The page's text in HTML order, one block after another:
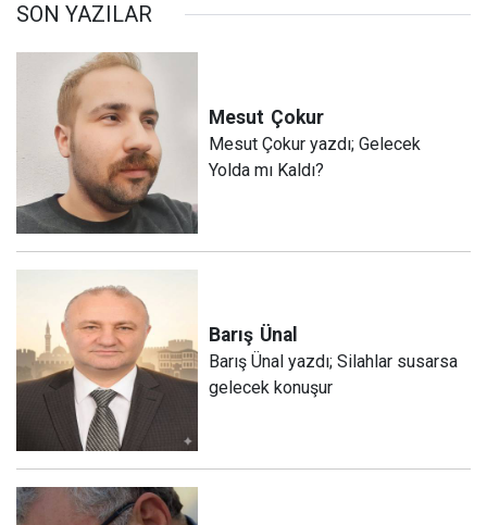
SON YAZILAR
Mesut Çokur
Mesut Çokur yazdı; Gelecek
Yolda mı Kaldı?
Barış Ünal
Barış Ünal yazdı; Silahlar susarsa
gelecek konuşur